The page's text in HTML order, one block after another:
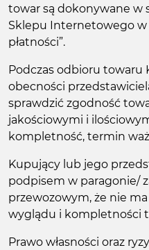
towar są dokonywane w
Sklepu Internetowego w
płatności”.
Podczas odbioru towaru
obecności
sprawdzić zgodność
jakościowymi i
kompletność, termin
Kupujący lub jego
podpisem w paragonie/
przewozowym, że nie
wyglądu i kompletności
Prawo własności oraz